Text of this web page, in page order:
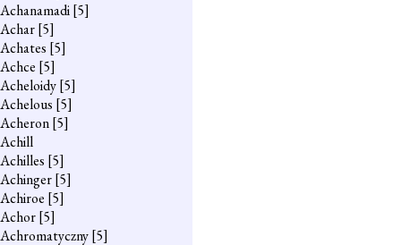
Achanamadi[5]
Achar[5]
Achates [5]
Achce [5]
Acheloidy[5]
Achelous [5]
Acheron[5]
Achill
Achilles [5]
Achinger[5]
Achiroe [5]
Achor[5]
Achromatyczny[5]